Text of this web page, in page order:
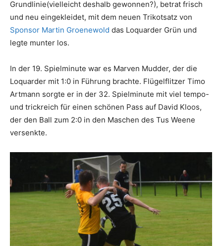
Grundlinie(vielleicht deshalb gewonnen?), betrat frisch
und neu eingekleidet, mit dem neuen Trikotsatz von
Sponsor Martin Groenewold das Loquarder Grün und
legte munter los.
In der 19. Spielminute war es Marven Mudder, der die
Loquarder mit 1:0 in Führung brachte. Flügelflitzer Timo
Artmann sorgte er in der 32. Spielminute mit viel tempo-
und trickreich für einen schönen Pass auf David Kloos,
der den Ball zum 2:0 in den Maschen des Tus Weene
versenkte.